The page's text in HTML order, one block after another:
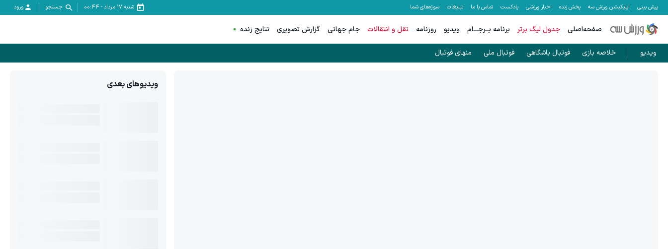
پیش بینی اپلیکیشن ورزش سه پخش زنده اخبار ورزشی پادکست تماس با ما تبلیغات سوژه‌های شما شنبه ۱۷ مرداد -
00:44 جستجو ورود
صفحه‌اصلی جدول لیگ برتر برنامه بــرجـــام ویدیو روزنامه نقل و انتقالات جام جهانی گزارش تصویری نتایج زنده
ویدیو خلاصه بازی فوتبال باشگاهی فوتبال ملی منهای فوتبال
ویدیوهای بعدی